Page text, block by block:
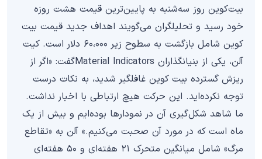
بیت‌کوین روز سه‌شنبه به پایین‌ترین قیمت هشت روزه
خود رسید و تحلیلگران می‌گویند اهداف جدید قیمت بیت
کوین شامل بازگشت به سطوح زیر ۶۰،۰۰۰ دلار است. کیت
آلن، یکی از بنیانگذاران Material Indicatorsگفت: «اگر از
ریزش گسترده بیت کوین غافلگیر شدید، به نکات درست
توجه نکرده‌اید. این حرکت هیچ ارتباطی با اخبار نداشت.
ما شاهد شکل‌گیری آن در نمودارها بوده‌ایم و بیش از یک
ماه است که در مورد آن صحبت می‌کنیم.» آلن به «تقاطع
مرگ» شامل میانگین متحرک ۲۱ هفته‌ای و ۵۰ هفته‌ای